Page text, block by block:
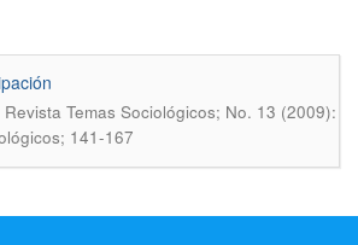
Revista Temas Sociológicos; No. 13 (2009):
141-167